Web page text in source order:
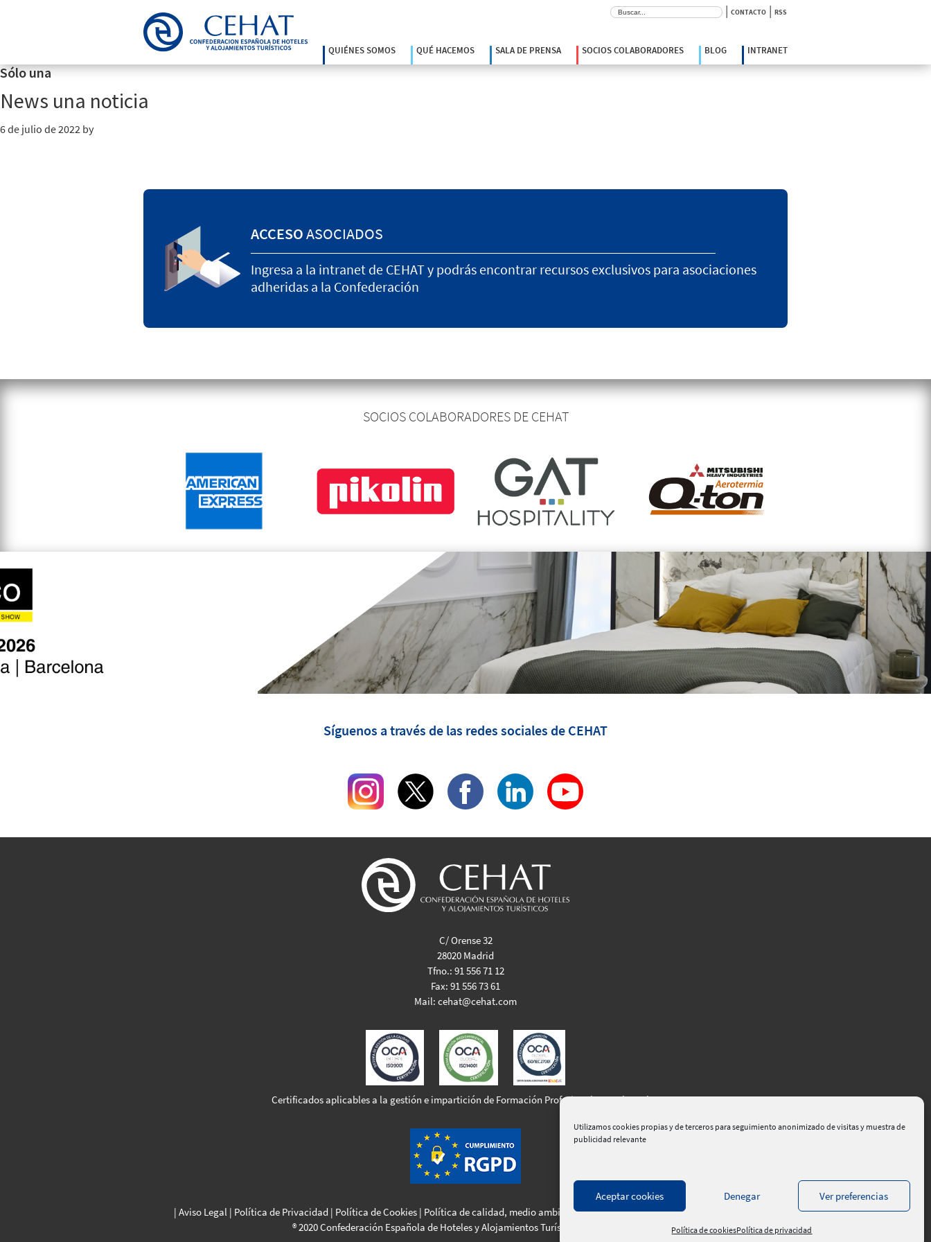
Utilizamos cookies propias y de terceros para seguimiento anonimizado de visitas y muestra de
publicidad relevante
Aceptar cookies Denegar Ver preferencias
Política de cookiesPolítica de privacidad
navegación
principal
principal
Buscar: | CONTACTO | RSS
QUIÉNES SOMOS QUÉ HACEMOS SALA DE PRENSA SOCIOS COLABORADORES BLOG INTRANET
Sólo una
News una noticia
6 de julio de 2022 by
ACCESOASOCIADOS
Ingresa a la intranet de CEHAT y podrás encontrar recursos exclusivos para asociaciones
adheridas a la Confederación
SOCIOS COLABORADORES DE CEHAT
Síguenos a través de las redes sociales de CEHAT
C/ Orense 32
28020 Madrid
Tfno.: 91 556 71 12
Fax: 91 556 73 61
Mail: cehat@cehat.com
Certificados aplicables a la gestión e impartición de Formación Profesional para el Empleo
| Aviso Legal| Política de Privacidad | Política de Cookies| Política de calidad, medio ambiente y seguridad de la información
® 2020 Confederación Española de Hoteles y Alojamientos Turísticos | Web: